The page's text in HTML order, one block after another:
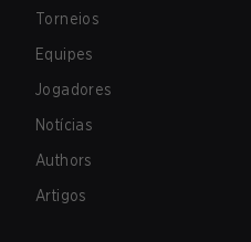
Torneios
Equipes
Jogadores
Notícias
Authors
Artigos